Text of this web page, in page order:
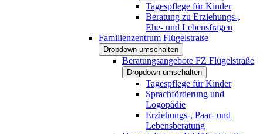
Tagespflege für Kinder
Beratung zu Erziehungs-,
Ehe- und Lebensfragen
Familienzentrum Flügelstraße
Dropdown umschalten
Beratungsangebote FZ Flügelstraße
Dropdown umschalten
Tagespflege für Kinder
Sprachförderung und
Logopädie
Erziehungs-, Paar- und
Lebensberatung